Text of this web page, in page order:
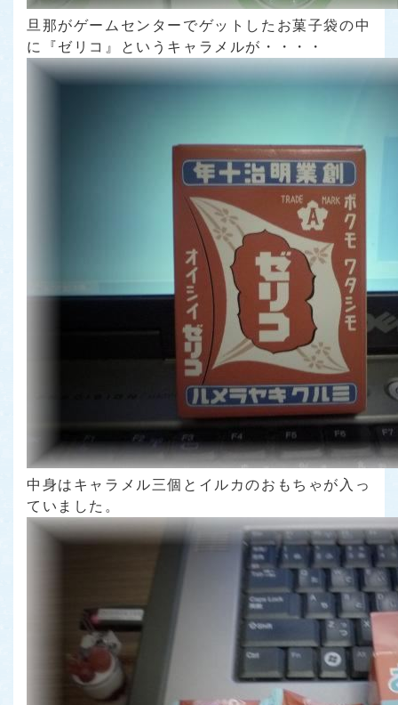
旦那がゲームセンターでゲットしたお菓子袋の中
に『ゼリコ』というキャラメルが・・・・
中身はキャラメル三個とイルカのおもちゃが入っ
ていました。